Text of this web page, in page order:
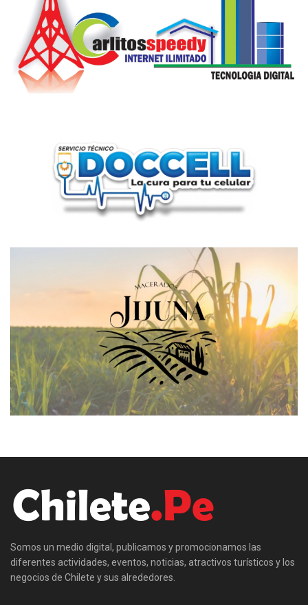
Somos un medio digital, publicamos y promocionamos las
diferentes actividades, eventos, noticias, atractivos turísticos y los
negocios de Chilete y sus alrededores.